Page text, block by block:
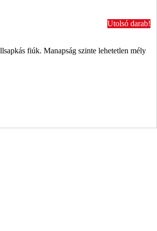
Utolsó darab!
fiúk. Manapság szinte lehetetlen mély